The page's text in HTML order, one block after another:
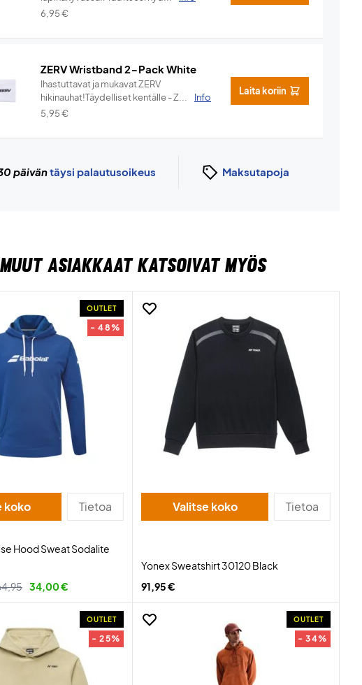
6,95€
ZERV Wristband 2-Pack White
Ihastuttavat ja mukavat ZERV
hikinauhat!Täydelliset kentälle - Z...
Info
5,95€
Laita koriin
päiväntäysi palautusoikeus Maksutapoja
MUUT ASIAKKAAT KATSOIVAT MYÖS
OUTLET
- 48%
Valitse koko Tietoa
Hood Sweat Sodalite
34,00 €
Valitse koko Tietoa
Yonex Sweatshirt 30120 Black
91,95 €
OUTLET
- 25%
OUTLET
- 34%